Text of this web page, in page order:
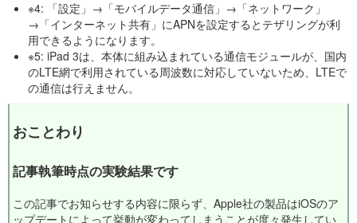
※4: 「設定」→「モバイルデータ通信」→「ネットワーク」
→「インターネット共有」にAPNを設定するとテザリングが利
用できるようになります。
※5: iPad 3は、本体に組み込まれている通信モジュールが、国内
のLTE網で利用されている周波数に対応していないため、LTEで
の通信は行えません。
おことわり
記事執筆時点の実験結果です
この記事でお知らせする内容に限らず、Apple社の製品はiOSのア
ップデートによって挙動が変わってしまうことが度々発生してい